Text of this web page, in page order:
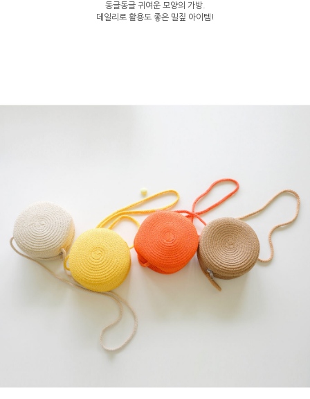
동글동글 귀여운 모양의 가방.
데일리로 활용도 좋은 밀짚 아이템!